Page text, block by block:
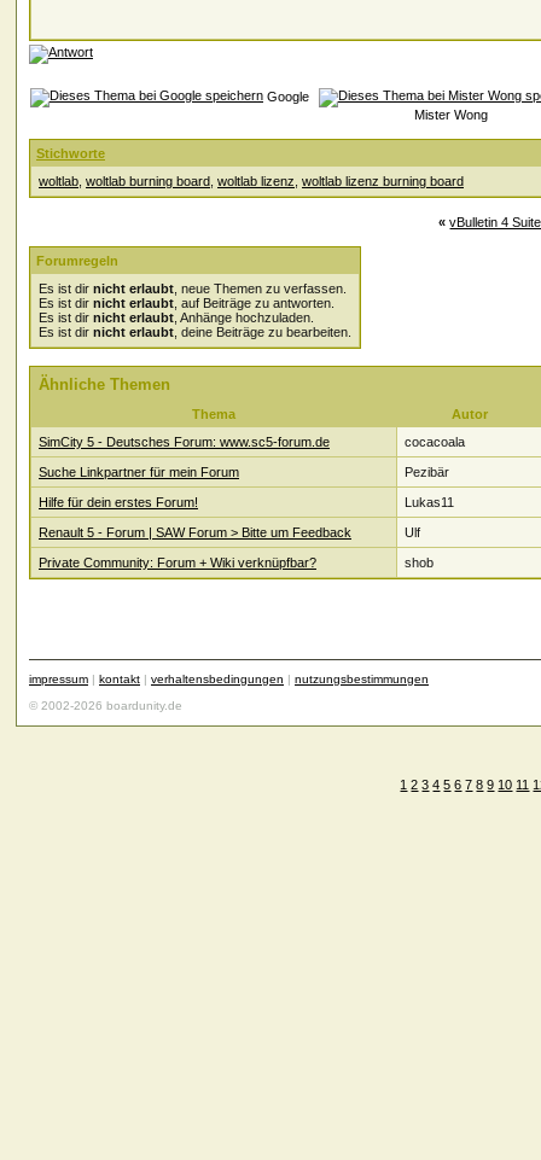
Google
Mister Wong
Stichworte
woltlab woltlab burning board woltlab lizenz woltlab lizenz burning board
« vBulletin 4
Forumregeln
Es ist dir nicht erlaubt , neue Themen zu verfassen.
Es ist dir nicht erlaubt , auf Beiträge zu antworten.
Es ist dir nicht erlaubt , Anhänge hochzuladen.
Es ist dir nicht erlaubt , deine Beiträge zu bearbeiten.
Ähnliche Themen
Thema
Autor
SimCity 5 - Deutsches Forum: www.sc5-forum.de
cocacoala
Suche Linkpartner für mein Forum Pezibär
Hilfe für dein erstes Forum! Lukas11
Renault 5 - Forum | SAW Forum > Bitte um Feedback Ulf
Private Community: Forum + Wiki verknüpfbar? shob
impressum | kontakt | verhaltensbedingungen | nutzungsbestimmungen
© 2002-2026 boardunity.de
1 2 3 4 5 6 7 8 9 10 11